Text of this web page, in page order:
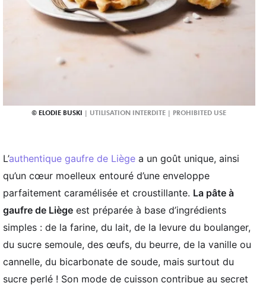
ELODIE BUSKI
L’authentique gaufre de Liège a un goût unique, ainsi
qu’un cœur moelleux entouré d’une enveloppe
parfaitement caramélisée et croustillante. La pâte à
gaufre de Liège est préparée à base d’ingrédients
simples : de la farine, du lait, de la levure du boulanger,
du sucre semoule, des œufs, du beurre, de la vanille ou
cannelle, du bicarbonate de soude, mais surtout du
sucre perlé ! Son mode de cuisson contribue au secret